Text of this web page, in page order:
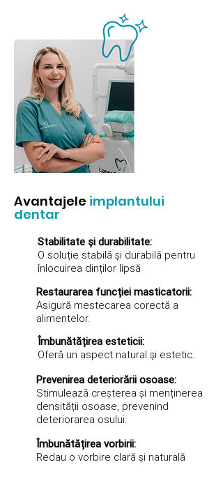
Avantajele implantului
dentar
Stabilitate și durabilitate:
O soluție stabilă și durabilă pentru
înlocuirea dinților lipsă
Restaurarea funcției masticatorii:
Asigură mestecarea corectă a
alimentelor.
Îmbunătățirea esteticii:
Oferă un aspect natural și estetic.
Prevenirea deteriorării osoase:
Stimulează creșterea și menținerea
densității osoase, prevenind
deteriorarea osului.
Îmbunătățirea vorbirii:
Redau o vorbire clară și naturală